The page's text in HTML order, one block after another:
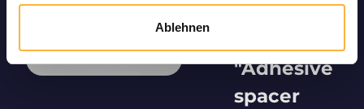
Ablehnen
informatio
"Adhesive
spacer